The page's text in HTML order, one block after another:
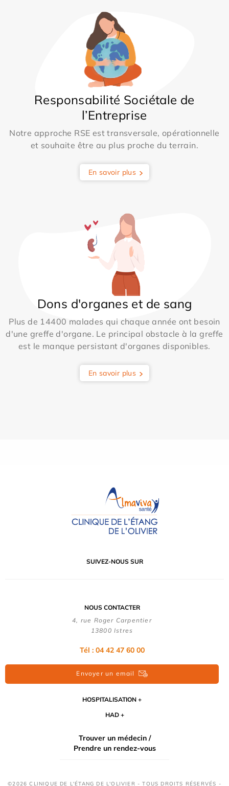
Responsabilité Sociétale de
l’Entreprise
Notre approche RSE est transversale, opérationnelle
et souhaite être au plus proche du terrain.
En savoir plus
Dons d'organes et de sang
Plus de 14400 malades qui chaque année ont besoin
d'une greffe d'organe. Le principal obstacle à la greffe
est le manque persistant d'organes disponibles.
En savoir plus
SUIVEZ-NOUS SUR
NOUS CONTACTER
4, rue Roger Carpentier
13800 Istres
Tél : 04 42 47 60 00
Envoyer un email
HOSPITALISATION
HAD
Trouver un médecin /
Prendre un rendez-vous
©2026 CLINIQUE DE L'ÉTANG DE L'OLIVIER - TOUS DROITS RÉSERVÉS -